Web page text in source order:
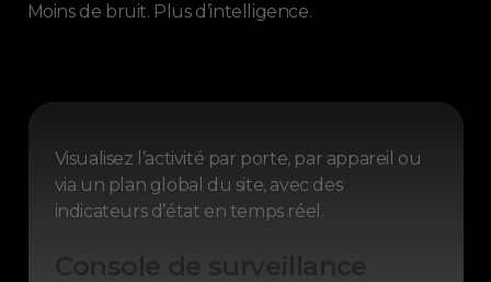
Moins de bruit. Plus d’intelligence.
Visualisez l’activité par porte, par appareil ou
via un plan global du site, avec des
indicateurs d’état en temps réel.